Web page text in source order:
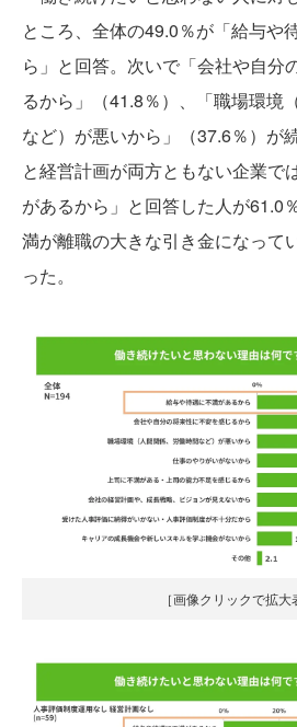
ところ、全体の49.0％が「給与や
ら」と回答。次いで「会社や自分
るから」（41.8％）、「職場環境
など）が悪いから」（37.6％）が
と経営計画が両方ともない企業で
があるから」と回答した人が61.0
満が離職の大きな引き金になって
った。
［画像クリックで拡大